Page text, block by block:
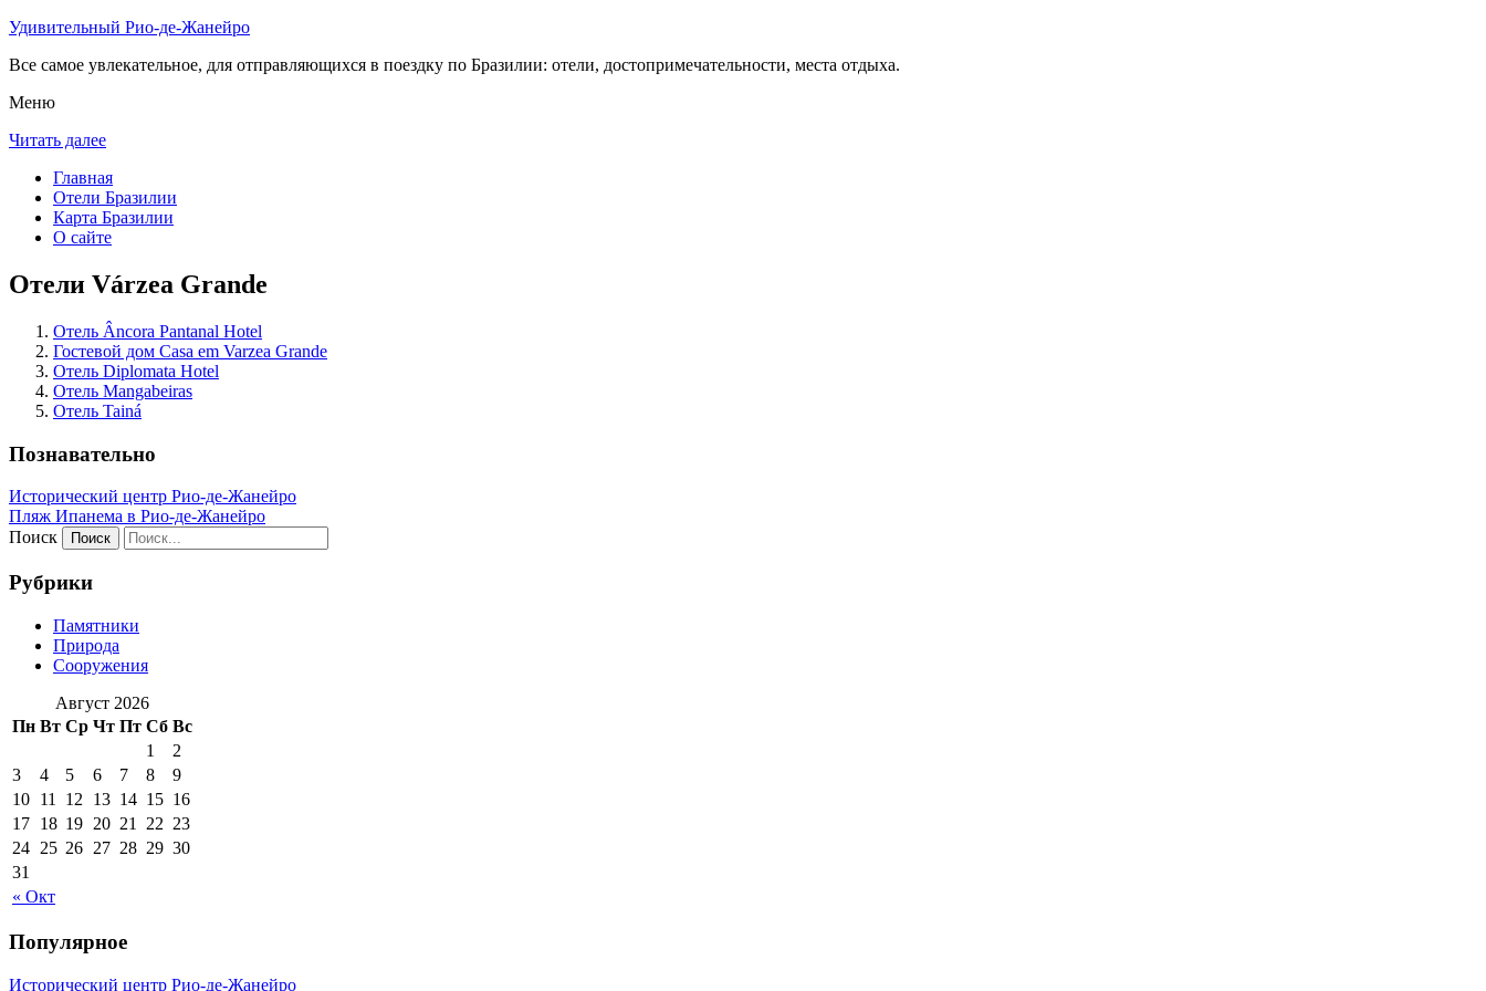
Удивительный Рио-де-Жанейро
Все самое увлекательное, для отправляющихся в поездку по Бразилии: отели, достопримечательности, места отдыха.
Меню
Читать далее
Главная
Отели Бразилии
Карта Бразилии
О сайте
Отели Várzea Grande
Отель Âncora Pantanal Hotel
Гостевой дом Casa em Varzea Grande
Отель Diplomata Hotel
Отель Mangabeiras
Отель Tainá
Познавательно
Исторический центр Рио-де-Жанейро
Пляж Ипанема в Рио-де-Жанейро
Поиск
Рубрики
Памятники
Природа
Сооружения
Август 2026
Пн Вт Ср Чт Пт Сб Вс
« Окт
1
2
3
4 5 6 7 8
9
10 11 12 13 14 15 16
17 18 19 20 21 22 23
24 25 26 27 28 29 30
31
Популярное
Исторический центр Рио-де-Жанейро